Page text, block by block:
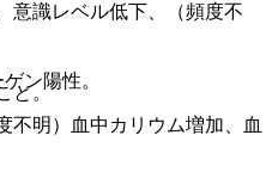
意識レベル低下、（頻度不
ン陽性。
明）血中カリウム増加、血
と。